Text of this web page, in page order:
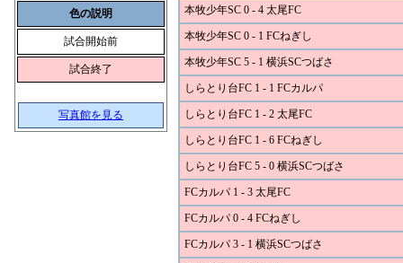
色の説明
試合開始前
試合終了
写真館を見る
本牧少年SC 0 - 4 太尾FC
本牧少年SC 0 - 1 FCねぎし
本牧少年SC 5 - 1 横浜SCつばさ
しらとり台FC 1 - 1 FCカルパ
しらとり台FC 1 - 2 太尾FC
しらとり台FC 1 - 6 FCねぎし
しらとり台FC 5 - 0 横浜SCつばさ
FCカルパ 1 - 3 太尾FC
FCカルパ 0 - 4 FCねぎし
FCカルパ 3 - 1 横浜SCつばさ